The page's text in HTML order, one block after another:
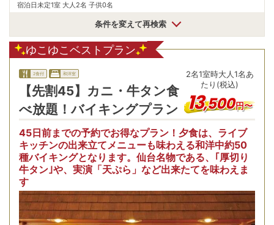
宿泊日未定1室 大人2名 子供0名
条件を変えて再検索
ゆこゆこベストプラン
2食付 和洋室
【先割45】カニ・牛タン食
べ放題！バイキングプラン
2名1室時大人1名あ
たり(税込)
13,500円〜
45日前までの予約でお得なプラン！夕食は、ライブ
キッチンの出来立てメニューも味わえる和洋中約50
種バイキングとなります。仙台名物である、｢厚切り
牛タン｣や、実演「天ぷら」など出来たてを味わえま
す